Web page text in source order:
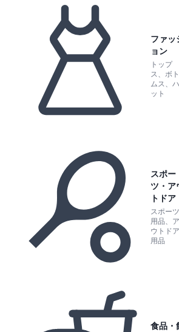
ファッ
ョン
トップ
ス、ボト
ムス、ハ
ット
スポー
ツ・ア
トドア
スポーツ
用品、ア
ウトドア
用品
食品・